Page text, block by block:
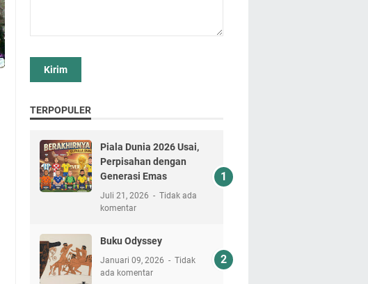
TERPOPULER
Piala Dunia 2026 Usai,
Perpisahan dengan
Generasi Emas
Juli 21, 2026
Tidak ada
komentar
Buku Odyssey
Januari 09, 2026
Tidak
ada komentar